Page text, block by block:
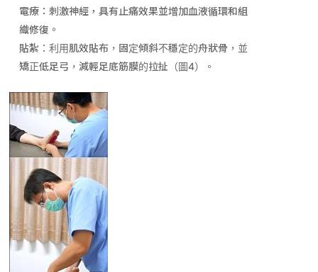
電療：刺激神經，具有止痛效果並增加血液循環和組
織修復。
貼紮：利用肌效貼布，固定傾斜不穩定的舟狀骨，並
矯正低足弓，減輕足底筋膜的拉扯（圖4）。